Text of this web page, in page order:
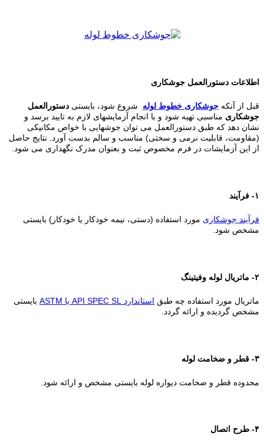
اطلاعات دستورالعمل جوشکاری
قبل از آنکه جوشکاری خطوط لوله شروع شود، بایستی دستورالعمل
جوشکاری مناسبی تهیه شود و با انجام آزمایشهای لازم به تایید برسد و
نشان دهد که طبق دستورالعمل می توان جوشهایی با خواص مکانیکی
(مقاومت، قابلیت نرمی و سختی) مناسب و سالم بدست آورد. نتایج حاصل
از این آزمایشات در فرم مخصوص ثبت و بعنوان مدرک نگهداری می شود.
۱- فرآیند
فرآیند جوشکاری مورد استفاده (دستی، نیمه خودکار یا خودکار) بایستی
مشخص شود.
۲- ماتریال لوله وفیتینگ
ماتریال مورد استفاده چه طبق استاندارد API SPEC SL یا ASTM
بایستی
مشخص گردیده و ارائه گردد.
۳- قطر و ضخامت لوله
محدوده قطر و ضخامت دیواره لوله بایستی مشخص و ارائه شود.
۴- طرح اتصال